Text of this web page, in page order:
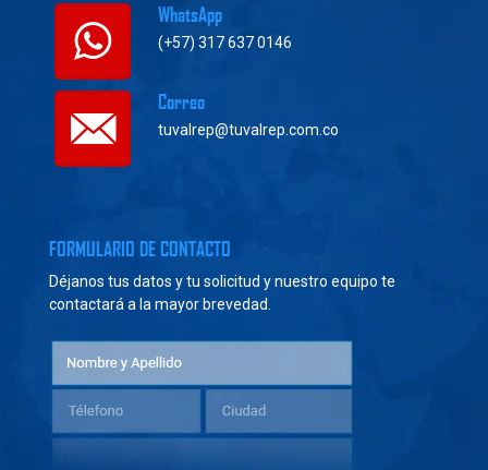
WhatsApp
(+57) 317 637 0146
Correo
tuvalrep@tuvalrep.com.co
FORMULARIO DE CONTACTO
Déjanos tus datos y tu solicitud y nuestro equipo te
contactará a la mayor brevedad.